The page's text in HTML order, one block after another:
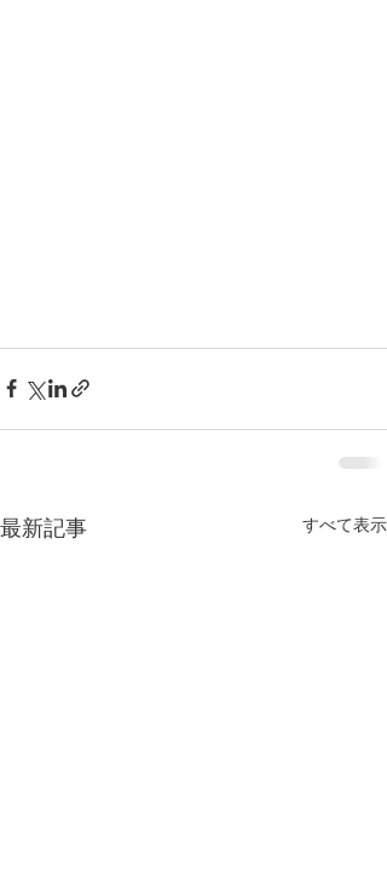
最新記事 すべて表示